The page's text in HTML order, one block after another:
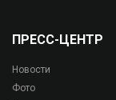
ПРЕСС-ЦЕНТР
Новости
Фото